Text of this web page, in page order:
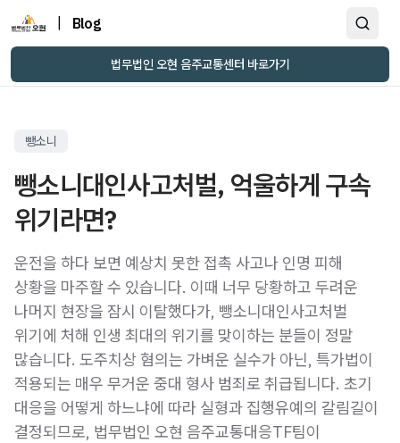
Blog
법무법인 오현 음주교통센터 바로가기
뺑소니
뺑소니대인사고처벌, 억울하게 구속
위기라면?
운전을 하다 보면 예상치 못한 접촉 사고나 인명 피해
상황을 마주할 수 있습니다. 이때 너무 당황하고 두려운
나머지 현장을 잠시 이탈했다가, 뺑소니대인사고처벌
위기에 처해 인생 최대의 위기를 맞이하는 분들이 정말
많습니다. 도주치상 혐의는 가벼운 실수가 아닌, 특가법이
적용되는 매우 무거운 중대 형사 범죄로 취급됩니다. 초기
대응을 어떻게 하느냐에 따라 실형과 집행유예의 갈림길이
결정되므로, 법무법인 오현 음주교통대응TF팀이